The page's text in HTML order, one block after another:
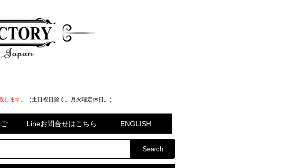
します。 （土日祝日除く。月火曜定休日。）
Lineお問合せはこちら ENGLISH